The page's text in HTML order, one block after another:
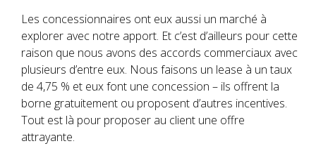
Les concessionnaires ont eux aussi un marché à
explorer avec notre apport. Et c’est d’ailleurs pour cette
raison que nous avons des accords commerciaux avec
plusieurs d’entre eux. Nous faisons un lease à un taux
de 4,75 % et eux font une concession – ils offrent la
borne gratuitement ou proposent d’autres incentives.
Tout est là pour proposer au client une offre
attrayante.